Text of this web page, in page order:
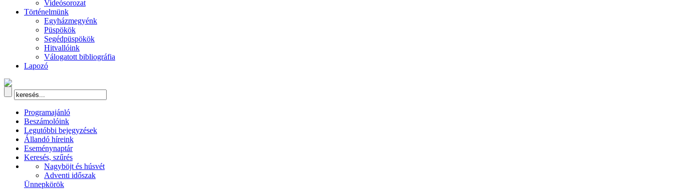
Videósorozat
Történelmünk
Egyházmegyénk
Püspökök
Segédpüspökök
Hitvallóink
Válogatott bibliográfia
Lapozó
Programajánló
Beszámolóink
Legutóbbi bejegyzések
Állandó híreink
Eseménynaptár
Keresés, szűrés
Nagyböjt és húsvét
Adventi időszak
Ünnepkörök